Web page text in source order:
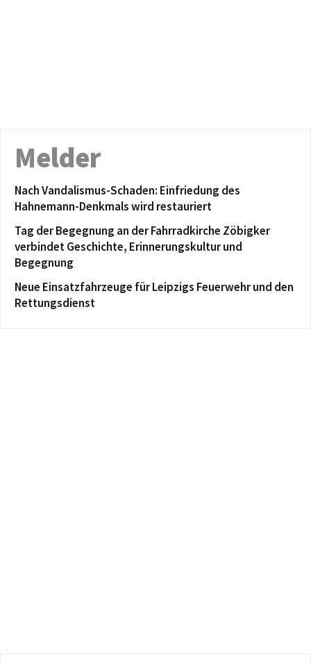
Melder
Nach Vandalismus-Schaden: Einfriedung des
Hahnemann-Denkmals wird restauriert
Tag der Begegnung an der Fahrradkirche Zöbigker
verbindet Geschichte, Erinnerungskultur und
Begegnung
Neue Einsatzfahrzeuge für Leipzigs Feuerwehr und den
Rettungsdienst